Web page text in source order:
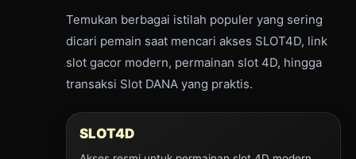
Temukan berbagai istilah populer yang sering
dicari pemain saat mencari akses SLOT4D, link
slot gacor modern, permainan slot 4D, hingga
transaksi Slot DANA yang praktis.
SLOT4D